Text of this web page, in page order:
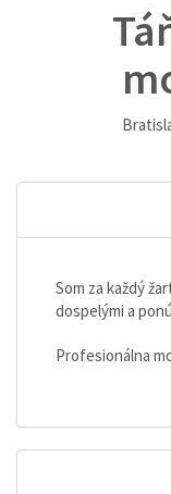
Som za každý
dospelými a
Profesionálna